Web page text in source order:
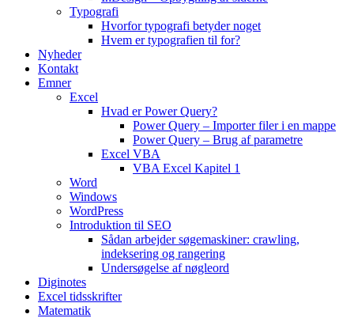
Typografi
Hvorfor typografi betyder noget
Hvem er typografien til for?
Nyheder
Kontakt
Emner
Excel
Hvad er Power Query?
Power Query – Importer filer i en mappe
Power Query – Brug af parametre
Excel VBA
VBA Excel Kapitel 1
Word
Windows
WordPress
Introduktion til SEO
Sådan arbejder søgemaskiner: crawling,
indeksering og rangering
Undersøgelse af nøgleord
Diginotes
Excel tidsskrifter
Matematik